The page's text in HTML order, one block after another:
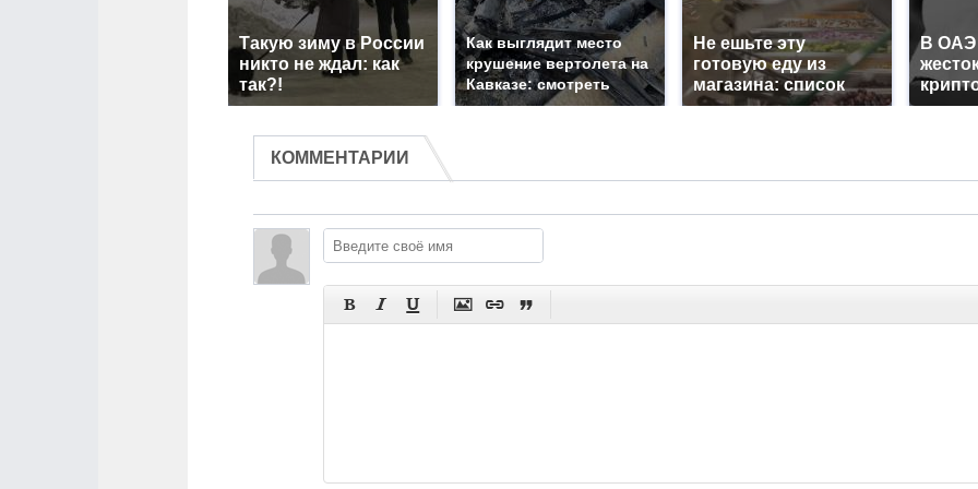
Такую зиму в России
никто не ждал: как
так?!
Как выглядит место
крушение вертолета на
Кавказе: смотреть
Не ешьте эту
готовую еду из
магазина: список
В ОАЭ
КОММЕНТАРИИ
     